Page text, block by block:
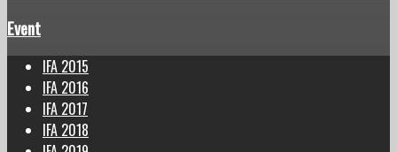
Event
IFA 2015
IFA 2016
IFA 2017
IFA 2018